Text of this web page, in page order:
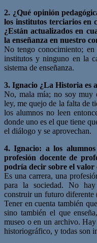
2. ¿Qué opinión
los institutos terciarios en
¿Están actualizados en
la enseñanza en nuestro
No tengo conocimiento;
institutos y ninguno en la
sistema de enseñanza.
3. Ignacio ¿La Historia es
No, mala mía; no soy muy
ley, me quejo de la falta de
los alumnos no leen
donde uno es el que tiene
el diálogo y se aprovechan.
4. Ignacio: a los
profesión docente de
podría decir sobre el valor
Es una carrera, una
para la sociedad. No
construir un futuro diferente
Tener en cuenta también
sino también el que
museo o en un archivo.
historiográfico, y todas son